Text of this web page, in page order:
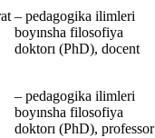
‒ pedagogika ilimleri
boyınsha filosofiya
doktorı (PhD), docent
‒ pedagogika ilimleri
boyınsha filosofiya
doktorı (PhD), professor